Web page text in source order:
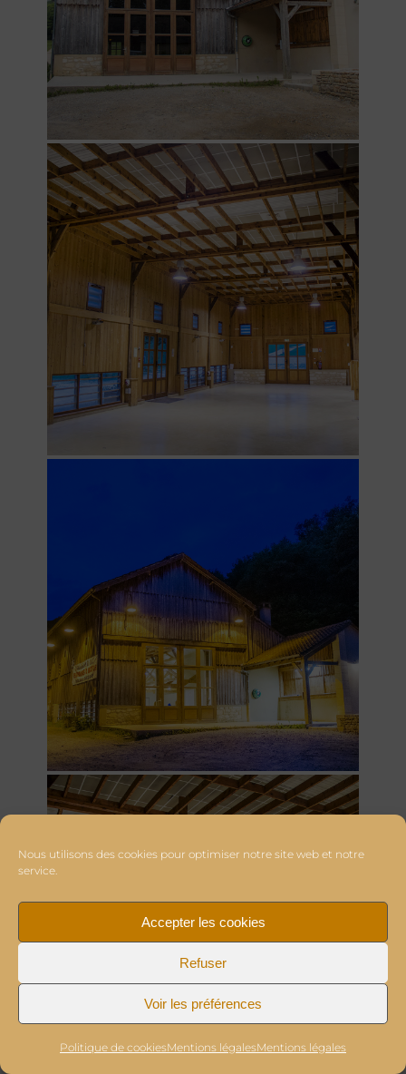
Nous utilisons des cookies pour optimiser notre site web et notre
service.
Accepter les cookies
Refuser
Voir les préférences
Politique de cookiesMentions légalesMentions légales